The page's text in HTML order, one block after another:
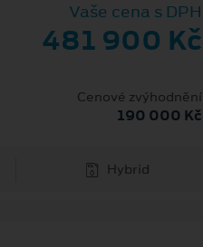
Vaše cena s DPH
481 900 Kč
Cenové zvýhodnění
190 000 Kč
Hybrid